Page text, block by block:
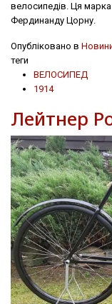
велосипедів. Ця
Фердинанду Цорну.
Опубліковано в
теги
ВЕЛОСИПЕД
1914
Лейтнер